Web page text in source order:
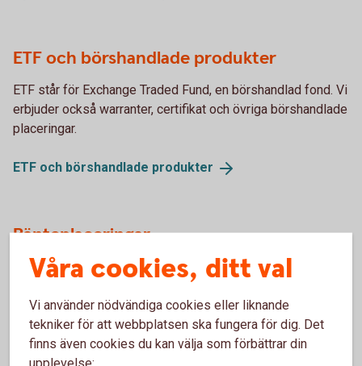
ETF och börshandlade produkter
ETF står för Exchange Traded Fund, en börshandlad fond. Vi
erbjuder också warranter, certifikat och övriga börshandlade
placeringar.
ETF och börshandlade produkter
Ränteplaceringar
Ränteplaceringar passar dig som vill placera med låg risk.
Ränteplaceringar
Våra cookies, ditt val
Vi använder nödvändiga cookies eller liknande
tekniker för att webbplatsen ska fungera för dig. Det
finns även cookies du kan välja som förbättrar din
upplevelse: